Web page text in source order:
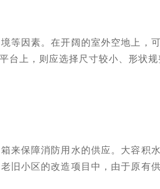
因素。在开阔的室外空地上，
上，则应选择尺寸较小、形状规
来保障消防用水的供应。大容积
旧小区的改造项目中，由于原有